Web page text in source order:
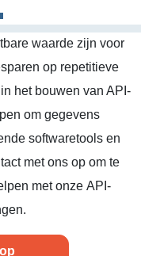
waarde zijn voor
op repetitieve
het bouwen van API-
om gegevens
softwaretools en
met ons op om te
met onze API-